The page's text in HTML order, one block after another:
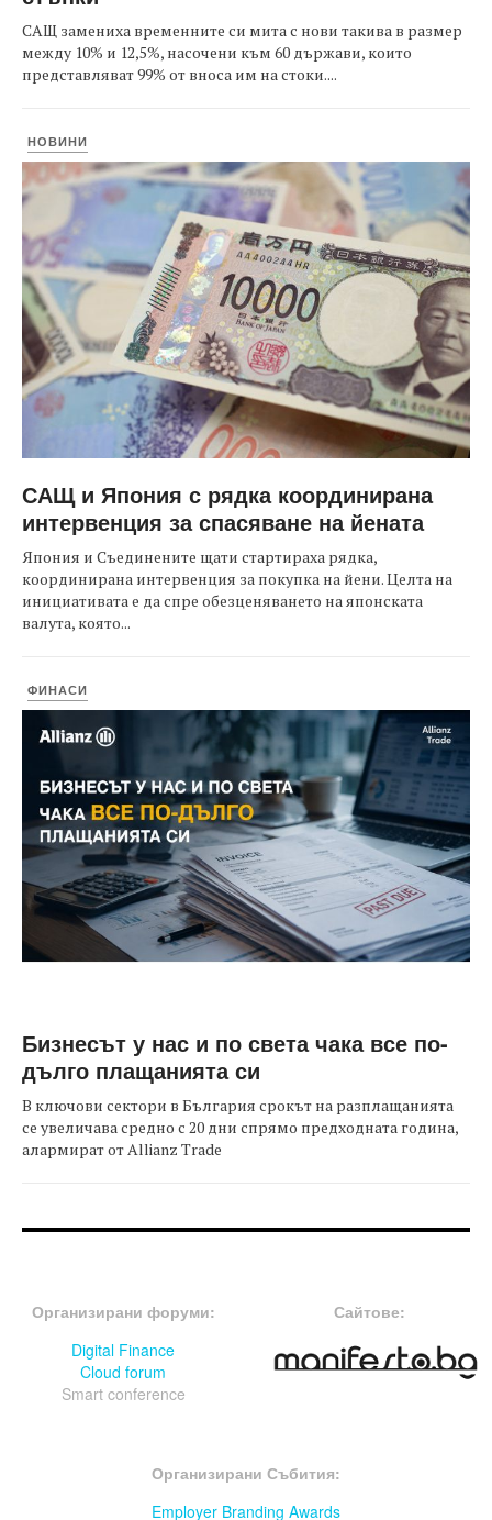
САЩ замениха временните си мита с нови такива в размер
между 10% и 12,5%, насочени към 60 държави, които
представляват 99% от вноса им на стоки....
НОВИНИ
САЩ и Япония с рядка координирана
интервенция за спасяване на йената
Япония и Съединените щати стартираха рядка,
координирана интервенция за покупка на йени. Целта на
инициативата е да спре обезценяването на японската
валута, която...
ФИНАСИ
Бизнесът у нас и по света чака все по-
дълго плащанията си
В ключови сектори в България срокът на разплащанията
се увеличава средно с 20 дни спрямо предходната година,
алармират от Allianz Trade
Организирани форуми:
Digital Finance
Cloud forum
Smart conference
Сайтове:
Организирани Събития:
Employer Branding Awards